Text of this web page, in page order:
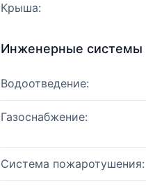
Крыша:
Инженерные системы
Водоотведение:
Газоснабжение:
Система пожаротушения: